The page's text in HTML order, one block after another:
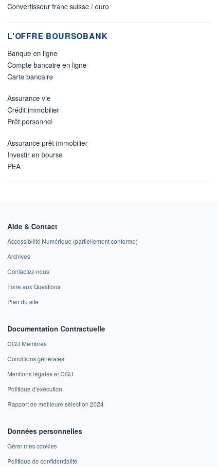
Convertisseur franc suisse / euro
L'OFFRE BOURSOBANK
Banque en ligne
Compte bancaire en ligne
Carte bancaire
Assurance vie
Crédit immobilier
Prêt personnel
Assurance prêt immobilier
Investir en bourse
PEA
Aide & Contact
Accessibilité Numérique (partiellement conforme)
Archives
Contactez-nous
Foire aux Questions
Plan du site
Documentation Contractuelle
CGU Membres
Conditions générales
Mentions légales et CGU
Politique d'exécution
Rapport de meilleure sélection 2024
Données personnelles
Gérer mes cookies
Politique de confidentialité